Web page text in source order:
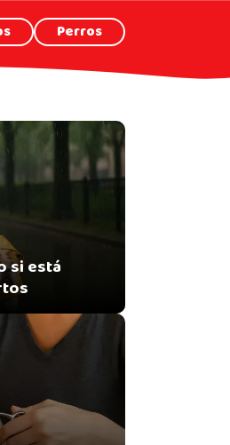
Perros
si está